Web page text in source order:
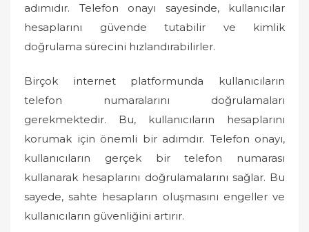
adımıdır. Telefon onayı sayesinde, kullanıcılar
hesaplarını güvende tutabilir ve kimlik
doğrulama sürecini hızlandırabilirler.
Birçok internet platformunda kullanıcıların
telefon numaralarını doğrulamaları
gerekmektedir. Bu, kullanıcıların hesaplarını
korumak için önemli bir adımdır. Telefon onayı,
kullanıcıların gerçek bir telefon numarası
kullanarak hesaplarını doğrulamalarını sağlar. Bu
sayede, sahte hesapların oluşmasını engeller ve
kullanıcıların güvenliğini artırır.